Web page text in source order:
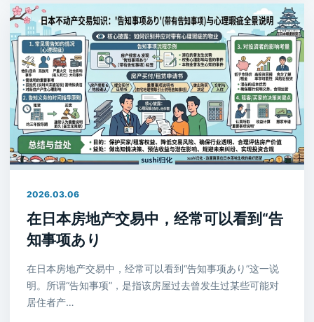
2026.03.06
在日本房地产交易中，经常可以看到“告
知事项あり
在日本房地产交易中，经常可以看到“告知事项あり”这一说
明。所谓“告知事项”，是指该房屋过去曾发生过某些可能对
居住者产…